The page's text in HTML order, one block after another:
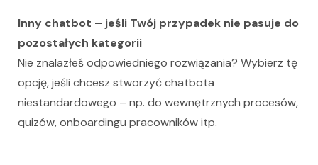
Inny chatbot – jeśli Twój przypadek nie pasuje do
pozostałych kategorii
Nie znalazłeś odpowiedniego rozwiązania? Wybierz tę
opcję, jeśli chcesz stworzyć chatbota
niestandardowego – np. do wewnętrznych procesów,
quizów, onboardingu pracowników itp.